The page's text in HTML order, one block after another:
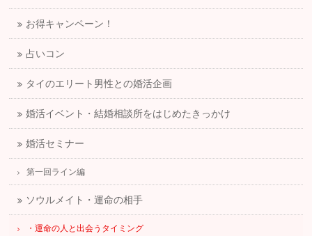
お得キャンペーン！
占いコン
タイのエリート男性との婚活企画
婚活イベント・結婚相談所をはじめたきっかけ
婚活セミナー
第一回ライン編
ソウルメイト・運命の相手
・運命の人と出会うタイミング